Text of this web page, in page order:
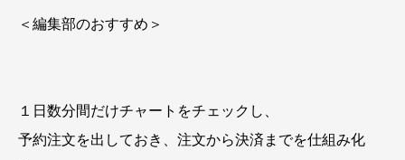
＜編集部のおすすめ＞
１日数分間だけチャートをチェックし、
予約注文を出しておき、注文から決済までを仕組み化